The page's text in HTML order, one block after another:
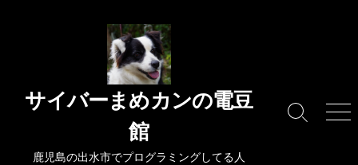
サイバーまめカンの電豆
館
鹿児島の出水市でプログラミングしてる人
検
メ